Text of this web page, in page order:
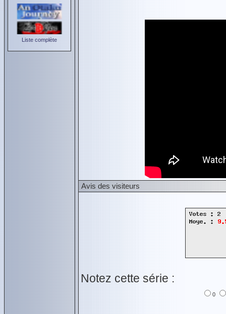
Liste complète
Avis des visiteurs
Notez cette série :
0